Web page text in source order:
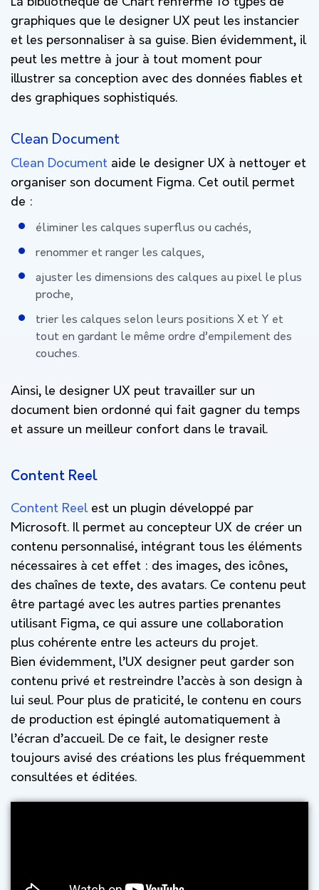
graphiques que le designer UX peut les instancier
et les personnaliser à sa guise. Bien évidemment, il
peut les mettre à jour à tout moment pour
illustrer sa conception avec des données fiables et
des graphiques sophistiqués.
Clean Document
Clean Document aide le designer UX à nettoyer et
organiser son document Figma. Cet outil permet
de :
éliminer les calques superflus ou cachés,
renommer et ranger les calques,
ajuster les dimensions des calques au pixel le plus
proche,
trier les calques selon leurs positions X et Y et
tout en gardant le même ordre d’empilement des
couches.
Ainsi, le designer UX peut travailler sur un
document bien ordonné qui fait gagner du temps
et assure un meilleur confort dans le travail.
Content Reel
Content Reelest un plugin développé par
Microsoft. Il permet au concepteur UX de créer un
contenu personnalisé, intégrant tous les éléments
nécessaires à cet effet : des images, des icônes,
des chaînes de texte, des avatars. Ce contenu peut
être partagé avec les autres parties prenantes
utilisant Figma, ce qui assure une collaboration
plus cohérente entre les acteurs du projet.
Bien évidemment, l’UX designer peut garder son
contenu privé et restreindre l’accès à son design à
lui seul. Pour plus de praticité, le contenu en cours
de production est épinglé automatiquement à
l’écran d’accueil. De ce fait, le designer reste
toujours avisé des créations les plus fréquemment
consultées et éditées.